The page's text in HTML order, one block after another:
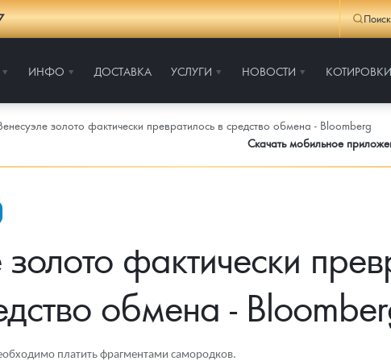
Поиск
ИНФО ДОСТАВКА УСЛУГИ НОВОСТИ КОТИРОВКИ
золото фактически превратилось в средство обмена - Bloomberg
Скачать мобильное
фактически
обмена -
платить фрагментами самородков.